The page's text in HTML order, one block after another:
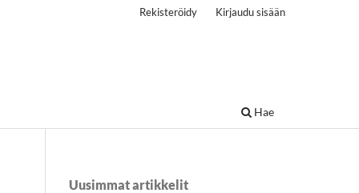
Hae
Rekisteröidy Kirjaudu sisään
Uusimmat artikkelit